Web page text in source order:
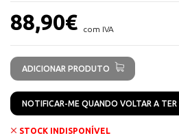
88,90€ com IVA
ADICIONAR PRODUTO
NOTIFICAR-ME QUANDO VOLTAR A
STOCK INDISPONÍVEL